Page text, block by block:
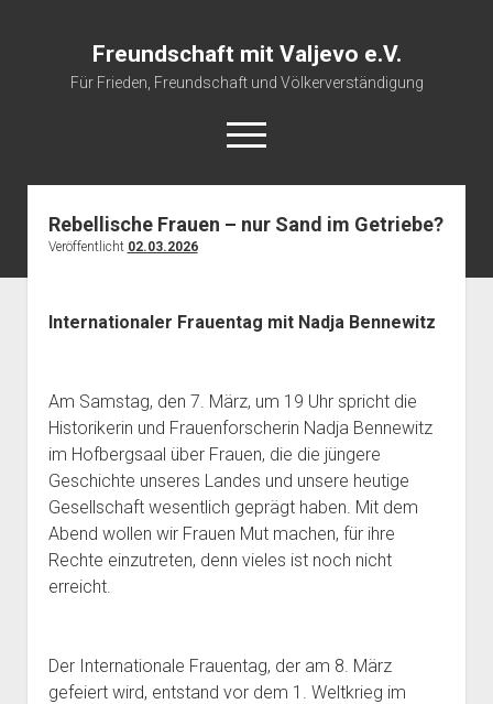
Freundschaft mit Valjevo e.V.
Für Frieden, Freundschaft und Völkerverständigung
open
menu
Startseite
Impressum
Rebellische Frauen – nur Sand im Getriebe?
Veröffentlicht 02.03.2026
Internationaler Frauentag mit Nadja Bennewitz
Am Samstag, den 7. März, um 19 Uhr spricht die
Historikerin und Frauenforscherin Nadja Bennewitz
im Hofbergsaal über Frauen, die die jüngere
Geschichte unseres Landes und unsere heutige
Gesellschaft wesentlich geprägt haben. Mit dem
Abend wollen wir Frauen Mut machen, für ihre
Rechte einzutreten, denn vieles ist noch nicht
erreicht.
Der Internationale Frauentag, der am 8. März
gefeiert wird, entstand vor dem 1. Weltkrieg im